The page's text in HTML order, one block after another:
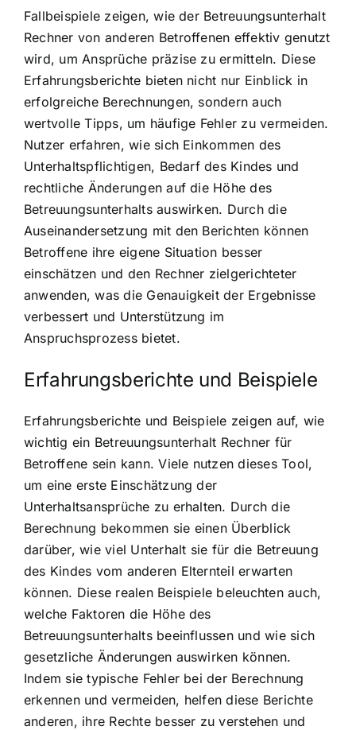
Fallbeispiele zeigen, wie der Betreuungsunterhalt
Rechner von anderen Betroffenen effektiv genutzt
wird, um Ansprüche präzise zu ermitteln. Diese
Erfahrungsberichte bieten nicht nur Einblick in
erfolgreiche Berechnungen, sondern auch
wertvolle Tipps, um häufige Fehler zu vermeiden.
Nutzer erfahren, wie sich Einkommen des
Unterhaltspflichtigen, Bedarf des Kindes und
rechtliche Änderungen auf die Höhe des
Betreuungsunterhalts auswirken. Durch die
Auseinandersetzung mit den Berichten können
Betroffene ihre eigene Situation besser
einschätzen und den Rechner zielgerichteter
anwenden, was die Genauigkeit der Ergebnisse
verbessert und Unterstützung im
Anspruchsprozess bietet.
Erfahrungsberichte und Beispiele
Erfahrungsberichte und Beispiele zeigen auf, wie
wichtig ein Betreuungsunterhalt Rechner für
Betroffene sein kann. Viele nutzen dieses Tool,
um eine erste Einschätzung der
Unterhaltsansprüche zu erhalten. Durch die
Berechnung bekommen sie einen Überblick
darüber, wie viel Unterhalt sie für die Betreuung
des Kindes vom anderen Elternteil erwarten
können. Diese realen Beispiele beleuchten auch,
welche Faktoren die Höhe des
Betreuungsunterhalts beeinflussen und wie sich
gesetzliche Änderungen auswirken können.
Indem sie typische Fehler bei der Berechnung
erkennen und vermeiden, helfen diese Berichte
anderen, ihre Rechte besser zu verstehen und